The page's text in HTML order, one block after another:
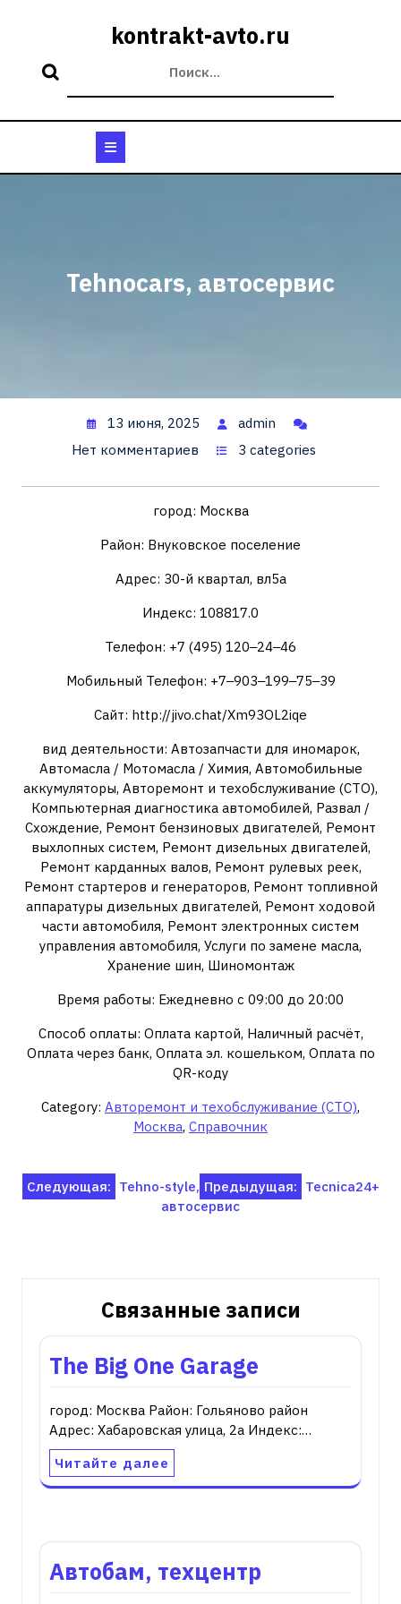
kontrakt-avto.ru
Tehnocars, автосервис
13 июня, 2025
admin
Нет комментариев
3 categories
город: Москва
Район: Внуковское поселение
Адрес: 30-й квартал, вл5а
Индекс: 108817.0
Телефон: +7 (495) 120‒24‒46
Мобильный Телефон: +7‒903‒199‒75‒39
Сайт: http://jivo.chat/Xm93OL2iqe
вид деятельности: Автозапчасти для иномарок,
Автомасла / Мотомасла / Химия, Автомобильные
аккумуляторы, Авторемонт и техобслуживание (СТО),
Компьютерная диагностика автомобилей, Развал /
Схождение, Ремонт бензиновых двигателей, Ремонт
выхлопных систем, Ремонт дизельных двигателей,
Ремонт карданных валов, Ремонт рулевых реек,
Ремонт стартеров и генераторов, Ремонт топливной
аппаратуры дизельных двигателей, Ремонт ходовой
части автомобиля, Ремонт электронных систем
управления автомобиля, Услуги по замене масла,
Хранение шин, Шиномонтаж
Время работы: Ежедневно с 09:00 до 20:00
Способ оплаты: Оплата картой, Наличный расчёт,
Оплата через банк, Оплата эл. кошельком, Оплата по
QR-коду
Category: Авторемонт и техобслуживание (СТО),
Москва, Справочник
Навигация
Предыдущая: Tecnica24+
Следующая: Tehno-style,
автосервис
Связанные записи
The Big One Garage
город: Москва Район: Гольяново район
Адрес: Хабаровская улица, 2а Индекс:…
Читайте далее
Автобам, техцентр